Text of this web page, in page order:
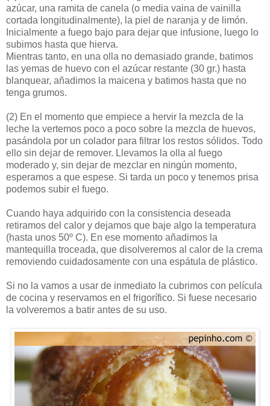
azúcar, una ramita de canela (o media vaina de vainilla
cortada longitudinalmente), la piel de naranja y de limón.
Inicialmente a fuego bajo para dejar que infusione, luego lo
subimos hasta que hierva.
Mientras tanto, en una olla no demasiado grande, batimos
las yemas de huevo con el azúcar restante (30 gr.) hasta
blanquear, añadimos la maicena y batimos hasta que no
tenga grumos.
(2) En el momento que empiece a hervir la mezcla de la
leche la vertemos poco a poco sobre la mezcla de huevos,
pasándola por un colador para filtrar los restos sólidos. Todo
ello sin dejar de remover. Llevamos la olla al fuego
moderado y, sin dejar de mezclar en ningún momento,
esperamos a que espese. Si tarda un poco y tenemos prisa
podemos subir el fuego.
Cuando haya adquirido con la consistencia deseada
retiramos del calor y dejamos que baje algo la temperatura
(hasta unos 50º C). En ese momento añadimos la
mantequilla troceada, que disolveremos al calor de la crema
removiendo cuidadosamente con una espátula de plástico.
Si no la vamos a usar de inmediato la cubrimos con película
de cocina y reservamos en el frigorífico. Si fuese necesario
la volveremos a batir antes de su uso.